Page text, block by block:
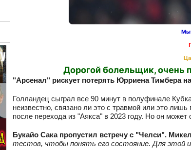
Дорогой болельщик, очень
"Арсенал" рискует потерять Юрриена Тимбера
Голландец сыграл все 90 минут в полуфинале
неизвестно, связано ли это с травмой или это
после перехода из "Аякса" в 2023 году. Но он
Букайо Сака пропустил встречу с "Челси".
тестов, чтобы понять его состояние. Для этой